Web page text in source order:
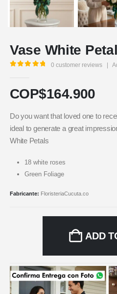
Vase White
0 customer reviews |
COP$164.900
Do you want that loved one to
ideal to generate a great
White Petals
18 white roses
Green Foliage
Fabricante: FloristeriaCucuta.co
ADD